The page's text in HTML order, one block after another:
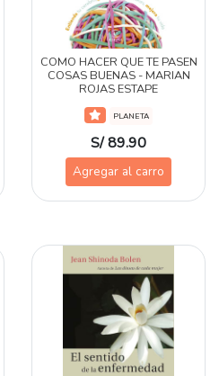
COMO HACER QUE TE PASEN
COSAS BUENAS - MARIAN
ROJAS ESTAPE
PLANETA
S/ 89.90
Agregar al carro